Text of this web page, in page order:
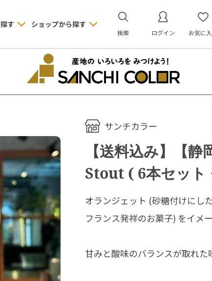
す ショップから探す
検索 ログイン お気に
サンチカラー
【送料込み】【
Stout ( 6本セット
オランジェット (砂糖付けにし
フランス発祥のお菓子) をイメ
甘みと酸味のバランスが取れた